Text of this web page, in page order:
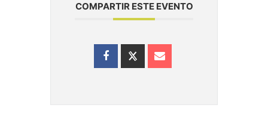
COMPARTIR ESTE EVENTO